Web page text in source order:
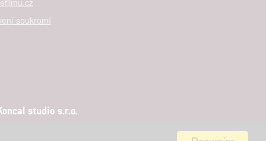
soukromí
studio s.r.o.